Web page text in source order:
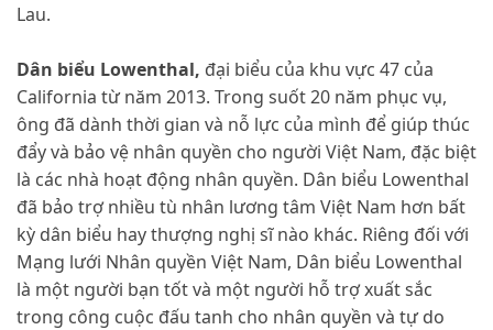
Lau.
Dân biểu Lowenthal, đại biểu của khu vực 47 của
California từ năm 2013. Trong suốt 20 năm phục vụ,
ông đã dành thời gian và nỗ lực của mình để giúp thúc
đẩy và bảo vệ nhân quyền cho người Việt Nam, đặc biệt
là các nhà hoạt động nhân quyền. Dân biểu Lowenthal
đã bảo trợ nhiều tù nhân lương tâm Việt Nam hơn bất
kỳ dân biểu hay thượng nghị sĩ nào khác. Riêng đối với
Mạng lưới Nhân quyền Việt Nam, Dân biểu Lowenthal
là một người bạn tốt và một người hỗ trợ xuất sắc
trong công cuộc đấu tanh cho nhân quyền và tự do